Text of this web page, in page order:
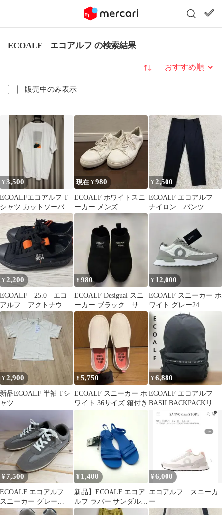
ECOALF エコアルフ の検索結果
販売中のみ表示
並び替え
¥3,500
ECOALFエコアルフ T
シャツ カットソーバッ
クプリント ホワイト
現在 ¥980
ECOALF ホワイトスニ
ーカー メンズ
¥2,500
ECOALF エコアルフ
ナイロン パンツ ス
トレッチ 32ブラッ
¥2,200
ECOALF 25.0 エコ
アルフ アクトナウ
スニーカー オレン
ジ 厚底 黒
¥980
ECOALF Desigual スニ
ーカー ブラック サイ
ズ不明
¥ 12,000
ECOALF スニーカー ホ
ワイト グレー24
¥2,900
新品ECOALF 半袖 Tシ
ャツ
¥5,750
ECOALF スニーカー ホ
ワイト 36サイズ 箱付き
¥6,880
ECOALF エコアルフ
BASILBACKPACKリュ
ックバックパックブラ
ック
¥7,500
ECOALF エコアルフ
スニーカー グレー
24cm相当
¥ 1,400
新品】ECOALF エコア
ルフ ラバー サンダル
25cm (40)
¥ 6,000
エコアルフ スニーカ
ー